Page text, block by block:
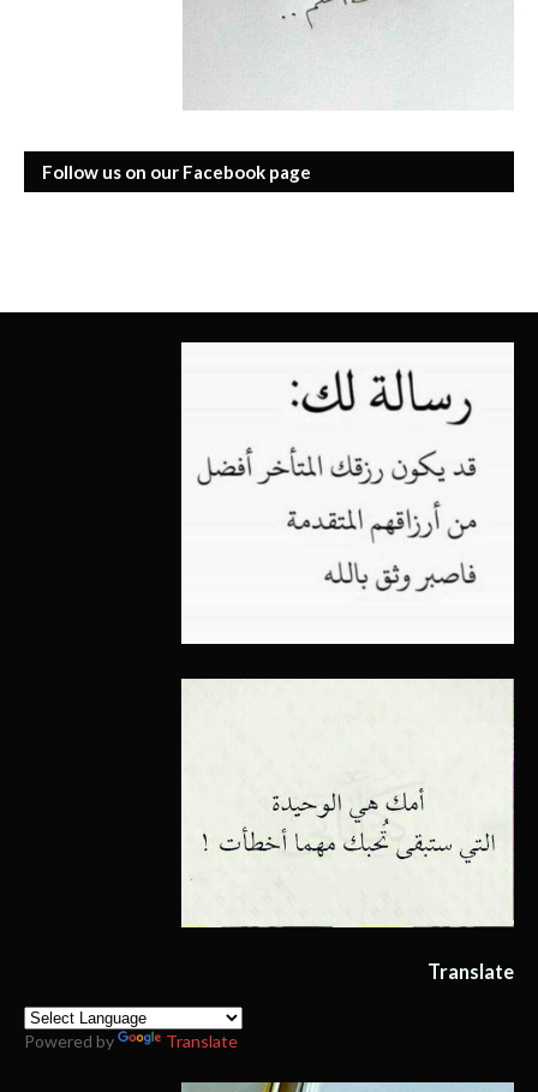
Follow us on our Facebook page
Translate
Powered by Translate